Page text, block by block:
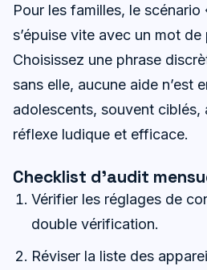
Pour les familles, le
s’épuise vite avec un mot de
Choisissez une phrase
sans elle, aucune aide n’est
adolescents, souvent ciblés,
réflexe ludique et efficace.
Checklist d’audit
Vérifier les réglages de
double vérification.
Réviser la liste des